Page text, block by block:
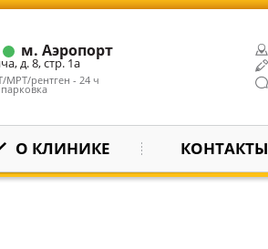
м. Аэропорт
д. 8, стр. 1а
МРТ/рентген - 24 ч
О КЛИНИКЕ КОНТАКТЫ